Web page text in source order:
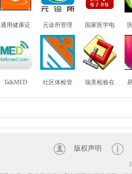
通用健康证
体检表打印
元诊所管理
系统
国家医学电
子书包
（
TalkMED 社区体检管 瑞美检验在
版权声明